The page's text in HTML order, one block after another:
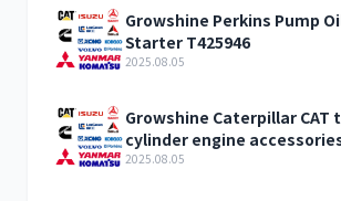
Growshine Perkins Pump
Starter T425946
2025.08.05
Growshine Caterpillar CAT
cylinder engine
inquiry
2025.08.05